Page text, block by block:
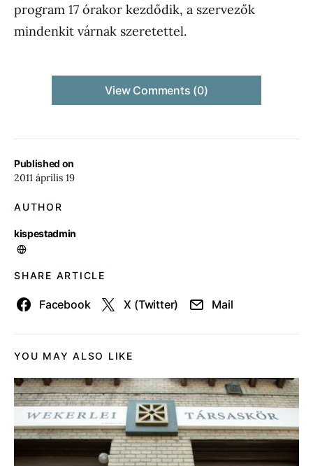
Published on
2011 április 19
AUTHOR
kispestadmin
SHARE ARTICLE
Facebook X (Twitter) Mail
program 17 órakor kezdődik, a szervezők
mindenkit várnak szeretettel.
View Comments (0)
YOU MAY ALSO LIKE